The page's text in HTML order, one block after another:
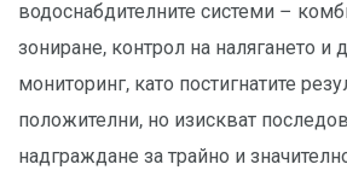
водоснабдителните системи –
зониране, контрол на налягането и
мониторинг, като постигнатите
положителни, но изискват
надграждане за трайно и